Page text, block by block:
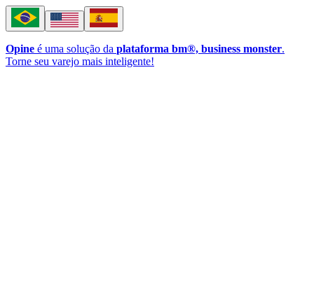
Opine é uma solução da plataforma bm®, business monster.
Torne seu varejo mais inteligente!